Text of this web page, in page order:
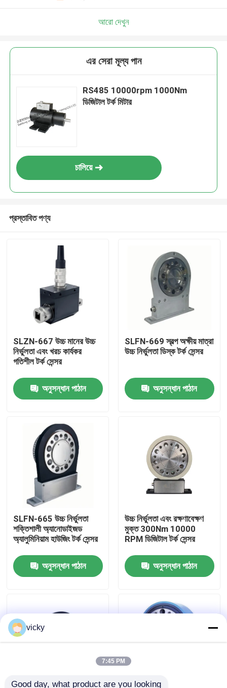
আমাদের সম্বন্ধে
কারখানা ভ্রমণ
গুণগত মান নিয়ন্ত্রণ
যোগাযোগ করুন
মামলা
হাই স্পিড ডায়নামিটার
আরো দেখুন
এর সেরা মূল্য পান
RS485 10000rpm 1000Nm
ডিজিটাল টর্ক মিটার
চালিয়ে
প্রস্তাবিত পণ্য
SLZN-667 উচ্চ মানের উচ্চ
নির্ভুলতা এবং খরচ কার্যকর
গতিশীল টর্ক সেন্সর
অনুসন্ধান পাঠান
SLFN-669 স্বল্প অক্ষীয় মাত্রা
উচ্চ নির্ভুলতা ডিস্ক টর্ক সেন্সর
অনুসন্ধান পাঠান
SLFN-665 উচ্চ নির্ভুলতা
শক্তিশালী অ্যানোডাইজড
অ্যালুমিনিয়াম হাউজিং টর্ক সেন্সর
অনুসন্ধান পাঠান
উচ্চ নির্ভুলতা এবং রক্ষণাবেক্ষণ
মুক্ত 300Nm 10000
RPM ডিজিটাল টর্ক সেন্সর
অনুসন্ধান পাঠান
vicky
7:45 PM
Good day, what product are you looking